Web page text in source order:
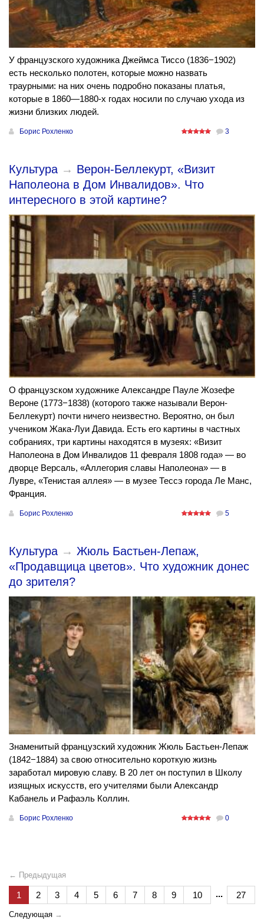
У французского художника Джеймса Тиссо (1836−1902)
есть несколько полотен, которые можно назвать
траурными: на них очень подробно показаны платья,
которые в 1860—1880-х годах носили по случаю ухода из
жизни близких людей.
Борис Рохленко 3
Культура → Верон-Беллекурт, «Визит
Наполеона в Дом Инвалидов». Что
интересного в этой картине?
О французском художнике Александре Пауле Жозефе
Вероне (1773−1838) (которого также называли Верон-
Беллекурт) почти ничего неизвестно. Вероятно, он был
учеником Жака-Луи Давида. Есть его картины в частных
собраниях, три картины находятся в музеях: «Визит
Наполеона в Дом Инвалидов 11 февраля 1808 года» — во
дворце Версаль, «Аллегория славы Наполеона» — в
Лувре, «Тенистая аллея» — в музее Тессэ города Ле Манс,
Франция.
Борис Рохленко 5
Культура → Жюль Бастьен-Лепаж,
«Продавщица цветов». Что художник донес
до зрителя?
Знаменитый французский художник Жюль Бастьен-Лепаж
(1842−1884) за свою относительно короткую жизнь
заработал мировую славу. В 20 лет он поступил в Школу
изящных искусств, его учителями были Александр
Кабанель и Рафаэль Коллин.
Борис Рохленко 0
← Предыдущая
1 2 3 4 5 6 7 8 9 10 ... 27
Следующая →